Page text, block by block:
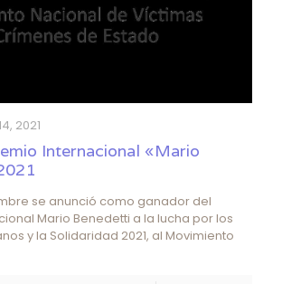
2021
Internacional «Mario
se anunció como ganador del
Mario Benedetti a la lucha por los
y la Solidaridad 2021, al Movimiento